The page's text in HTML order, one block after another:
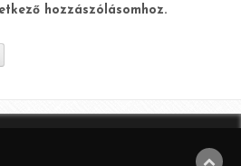
hozzászólásomhoz.